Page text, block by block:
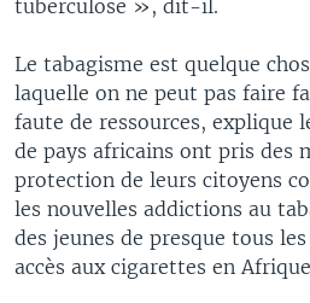
tuberculose », dit-il.
Le tabagisme est quelque
laquelle on ne peut pas faire
faute de ressources, explique
de pays africains ont pris des
protection de leurs citoyens
les nouvelles addictions au
des jeunes de presque tous
accès aux cigarettes en